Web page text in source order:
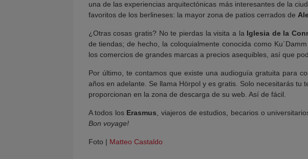
una de las experiencias arquitectónicas más interesantes de la
favoritos de los berlineses: la mayor zona de patios cerrados de
¿Otras cosas gratis? No te pierdas la visita a la Iglesia de la
de tiendas; de hecho, la coloquialmente conocida como
los comercios de grandes marcas a precios asequibles, así que
Por último, te contamos que existe una audioguía gratuita para
años en adelante. Se llama Hörpol y es gratis. Solo necesitarás
proporcionan en la zona de descarga de su web. Así de fácil.
A todos los Erasmus , viajeros de estudios, becarios o
Bon voyage!
Foto | Matteo Castaldo